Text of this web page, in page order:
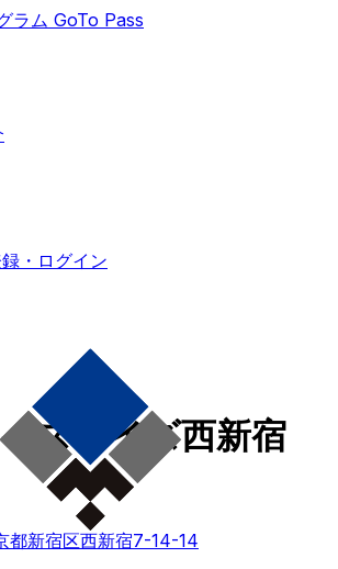
ラム GoTo Pass
・ログイン
ステイズ西新宿
都新宿区西新宿7-14-14